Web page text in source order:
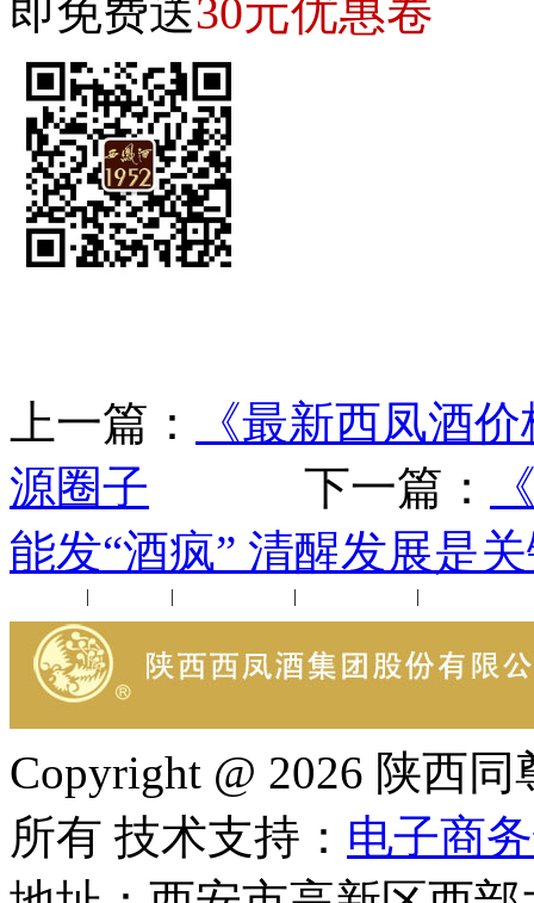
即免费送30元优惠卷
上一篇：
《最新西凤酒
源圈子 下一篇：
能发“酒疯” 清醒发展是
| | | |
Copyright @ 2026 陕西
所有 技术支持： 电子商